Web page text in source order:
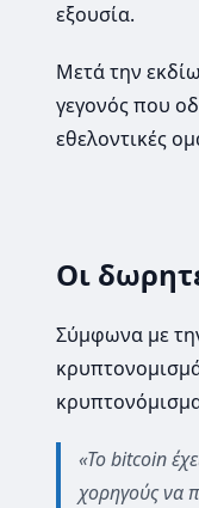
εξουσία.
Μετά την
γεγονός που
εθελοντικές
Οι
Σύμφωνα με
«Το bitcoin
χορηγούς να